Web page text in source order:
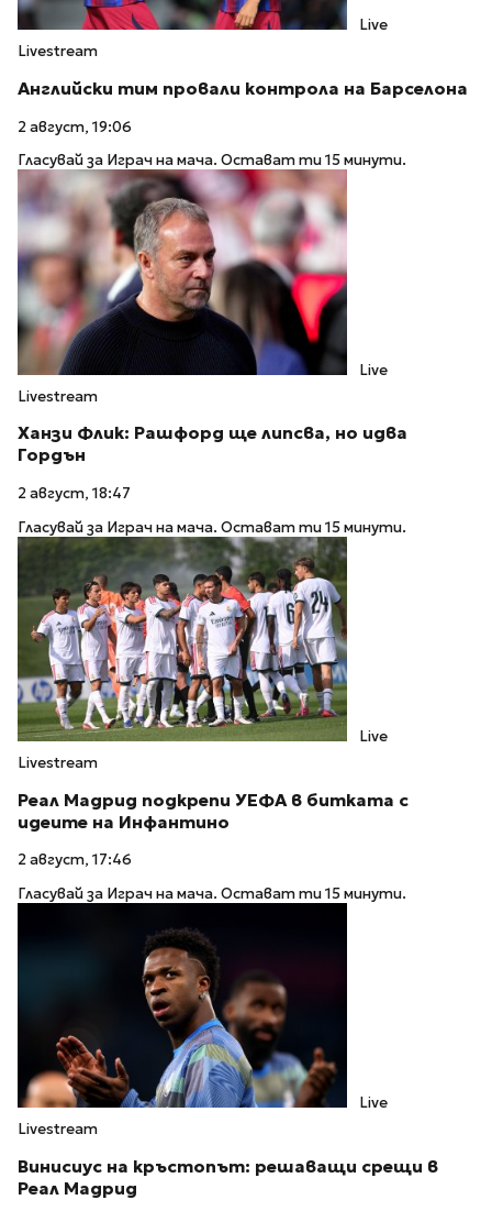
Live
Livestream
Английски тим провали контрола на Барселона
2 август, 19:06
Гласувай за Играч на мача. Остават ти 15 минути.
Live
Livestream
Ханзи Флик: Рашфорд ще липсва, но идва
Гордън
2 август, 18:47
Гласувай за Играч на мача. Остават ти 15 минути.
Live
Livestream
Реал Мадрид подкрепи УЕФА в битката с
идеите на Инфантино
2 август, 17:46
Гласувай за Играч на мача. Остават ти 15 минути.
Live
Livestream
Винисиус на кръстопът: решаващи срещи в
Реал Мадрид